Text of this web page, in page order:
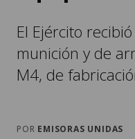
El Ejército
munición y de
M4, de
POR EMISORAS UNIDAS